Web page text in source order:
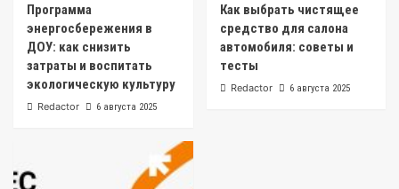
Программа
энергосбережения в
ДОУ: как снизить
затраты и воспитать
экологическую культуру
Redactor 6 августа 2025
Как выбрать чистящее
средство для салона
автомобиля: советы и
тесты
Redactor 6 августа 2025